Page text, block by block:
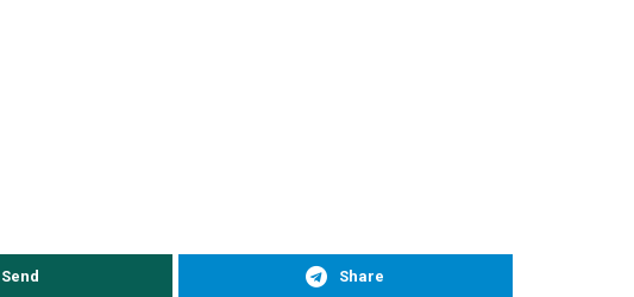
Send Share